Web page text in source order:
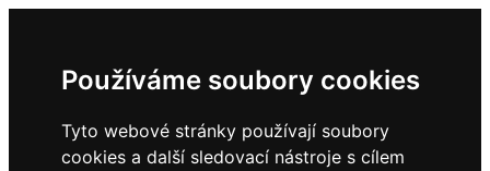
Používáme soubory cookies
Tyto webové stránky používají soubory
cookies a další sledovací nástroje s cílem